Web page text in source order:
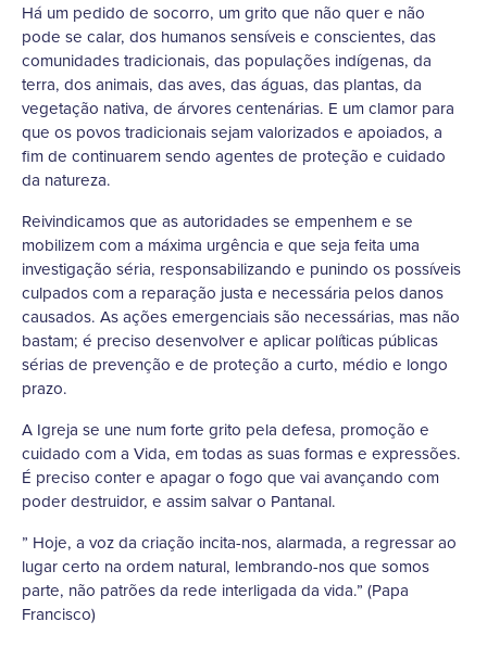
Há um pedido de socorro, um grito que não quer e não
pode se calar, dos humanos sensíveis e conscientes, das
comunidades tradicionais, das populações indígenas, da
terra, dos animais, das aves, das águas, das plantas, da
vegetação nativa, de árvores centenárias. E um clamor para
que os povos tradicionais sejam valorizados e apoiados, a
fim de continuarem sendo agentes de proteção e cuidado
da natureza.
Reivindicamos que as autoridades se empenhem e se
mobilizem com a máxima urgência e que seja feita uma
investigação séria, responsabilizando e punindo os possíveis
culpados com a reparação justa e necessária pelos danos
causados. As ações emergenciais são necessárias, mas não
bastam; é preciso desenvolver e aplicar políticas públicas
sérias de prevenção e de proteção a curto, médio e longo
prazo.
A Igreja se une num forte grito pela defesa, promoção e
cuidado com a Vida, em todas as suas formas e expressões.
É preciso conter e apagar o fogo que vai avançando com
poder destruidor, e assim salvar o Pantanal.
” Hoje, a voz da criação incita-nos, alarmada, a regressar ao
lugar certo na ordem natural, lembrando-nos que somos
parte, não patrões da rede interligada da vida.” (Papa
Francisco)